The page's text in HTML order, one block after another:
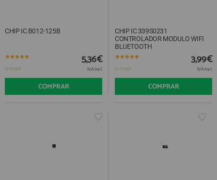
CHIP IC B012-125B
En STOCK
5,36€
IVA Incl.
COMPRAR
CHIP IC 339S0231
CONTROLADOR MODULO WIFI
BLUETOOTH
En STOCK
3,99€
IVA Incl.
COMPRAR